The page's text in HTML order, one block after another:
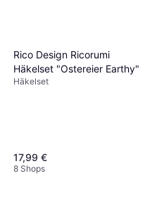
Rico Design Ricorumi
Häkelset "Ostereier Earthy"
Häkelset
17,99 €
8 Shops